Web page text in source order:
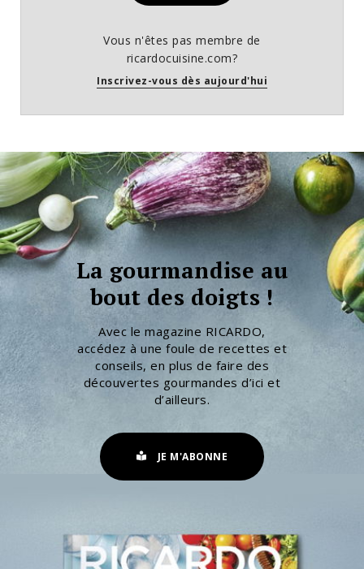
Vous n'êtes pas membre de
ricardocuisine.com?
Inscrivez-vous dès aujourd'hui
La gourmandise au
bout des doigts !
Avec le magazine RICARDO,
accédez à une foule de recettes et
conseils, en plus de faire des
découvertes gourmandes d’ici et
d’ailleurs.
JE M'ABONNE